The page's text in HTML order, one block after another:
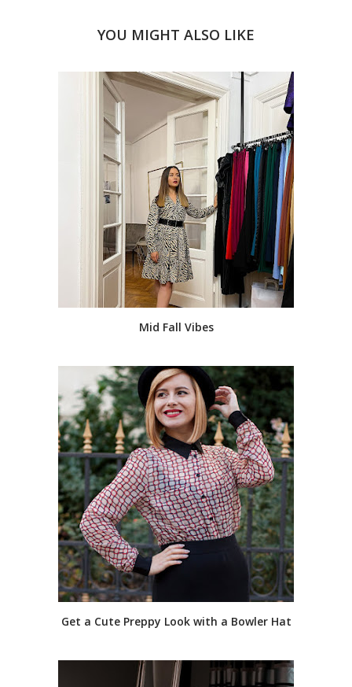
YOU MIGHT ALSO LIKE
Mid Fall Vibes
Get a Cute Preppy Look with a Bowler Hat